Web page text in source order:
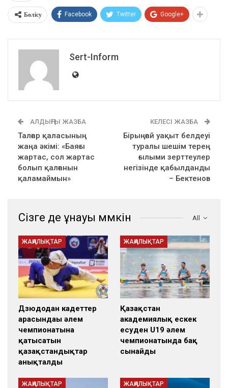
Бөлісу Facebook Twitter Google+
Sert-Inform
АЛДЫҢҒЫ ЖАЗБА
Талғар қаласының
жаңа әкімі: «Баяғы
жартас, сол жартас
болып қалғанын
қаламаймын»
КЕЛЕСІ ЖАЗБА
Бірыңғай уақыт белдеуі
туралы шешім терең
ғылыми зерттеулер
негізінде қабылданды
– Бектенов
All
Сізге де ұнауы мүмкін
ЖАҢАЛЫҚТАР
Дзюдодан кадеттер
арасындағы әлем
чемпионатына
қатысатын
қазақстандықтар
анықталды
ЖАҢАЛЫҚТАР
Қазақстан
академиялық ескек
есуден U19 әлем
чемпионатында бақ
сынайды
ЖАҢАЛЫҚТАР ЖАҢАЛЫҚТАР